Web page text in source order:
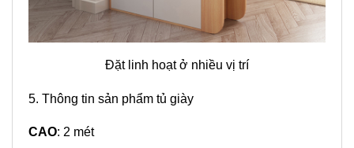
Đặt linh hoạt ở nhiều vị trí
5. Thông tin sản phẩm tủ giày
CAO: 2 mét